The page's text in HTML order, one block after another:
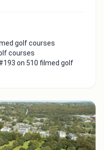
golf courses
courses
on 510 filmed golf